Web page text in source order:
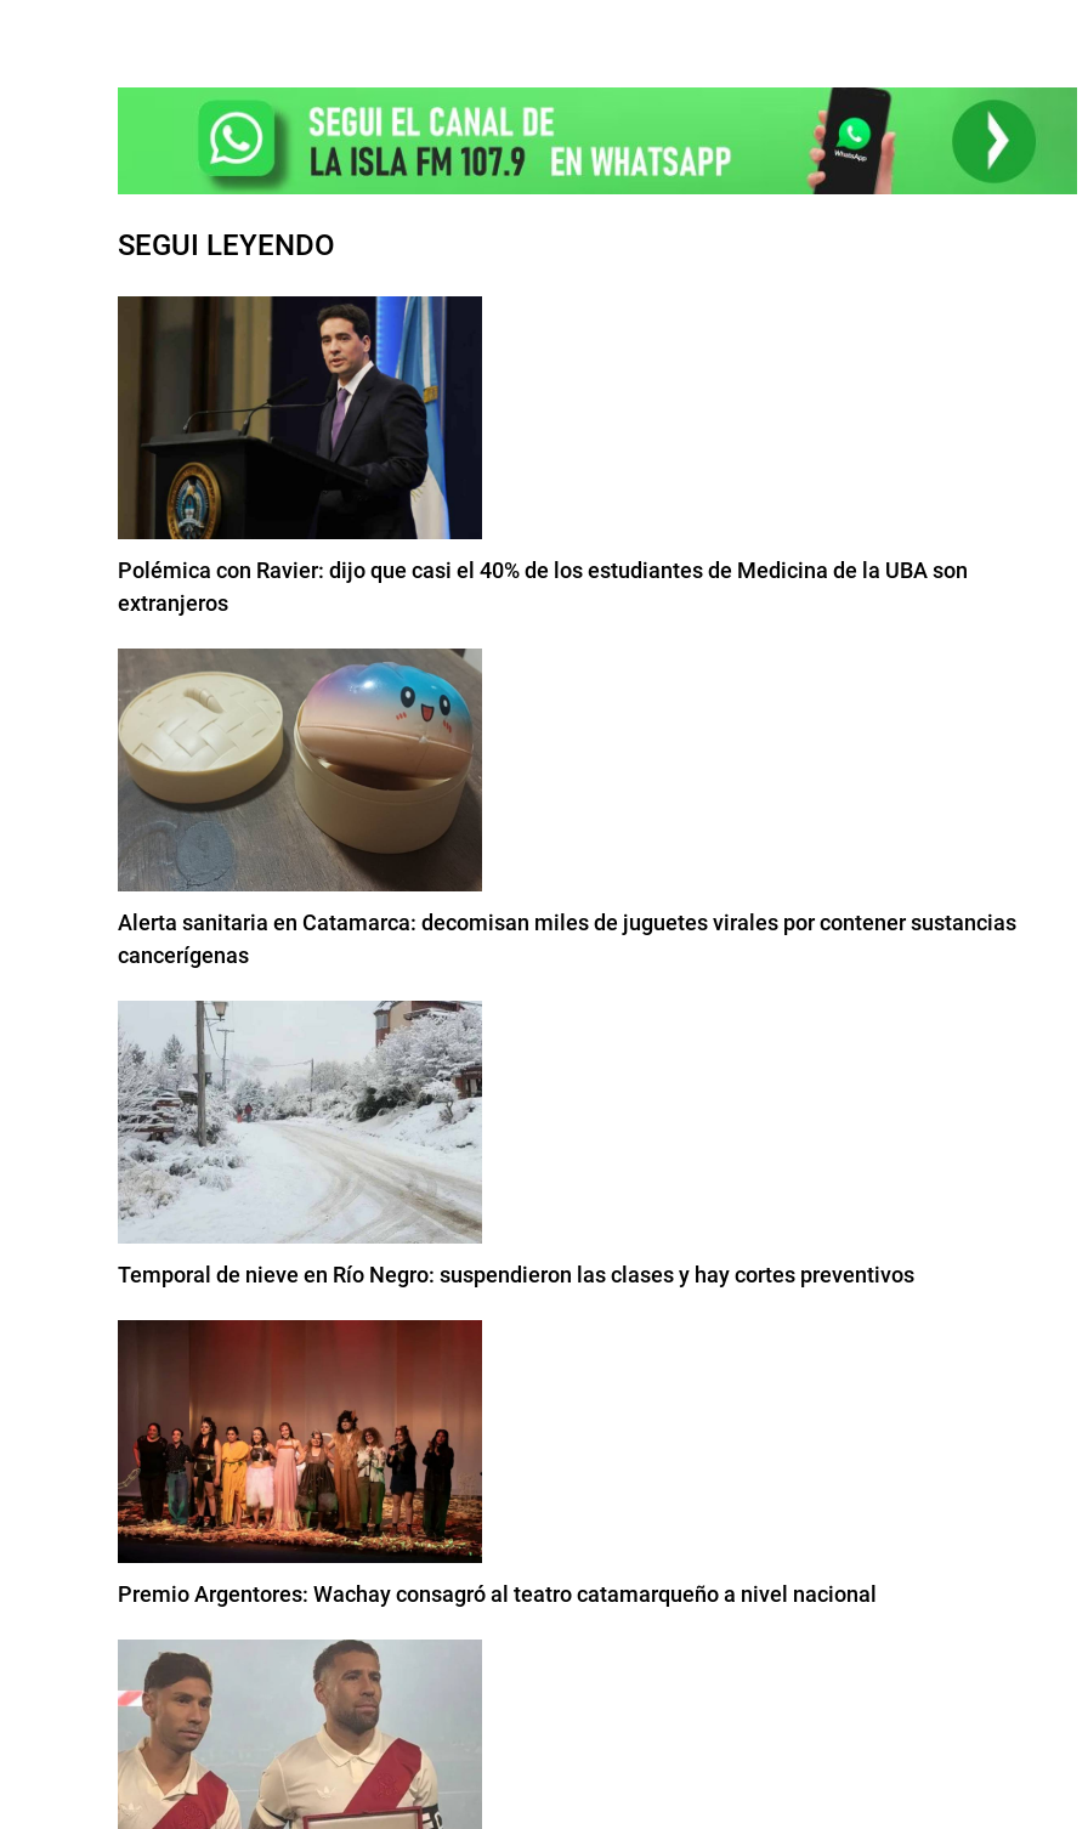
SEGUI LEYENDO
Polémica con Ravier: dijo que casi el 40% de los estudiantes de Medicina de la UBA son
extranjeros
Alerta sanitaria en Catamarca: decomisan miles de juguetes virales por contener sustancias
cancerígenas
Temporal de nieve en Río Negro: suspendieron las clases y hay cortes preventivos
Premio Argentores: Wachay consagró al teatro catamarqueño a nivel nacional